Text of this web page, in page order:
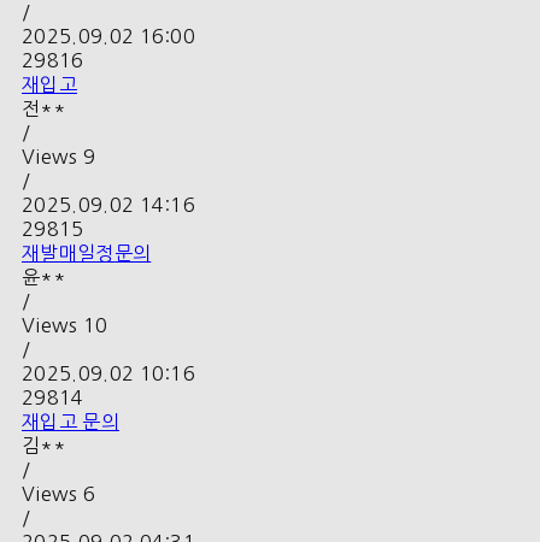
/
2025.09.02 16:00
29816
재입고
전**
/
Views 9
/
2025.09.02 14:16
29815
재발매일정문의
윤**
/
Views 10
/
2025.09.02 10:16
29814
재입고 문의
김**
/
Views 6
/